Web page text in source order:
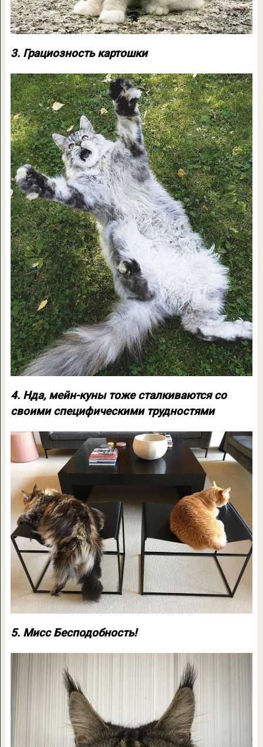
3. Грациозность картошки
4. Нда, мейн-куны тоже сталкиваются со
своими специфическими трудностями
5. Мисс Бесподобность!